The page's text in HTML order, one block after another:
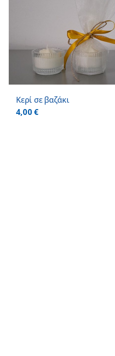
Κερί σε βαζάκι
4,00€